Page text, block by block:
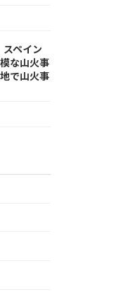
スペイン
な山火事
で山火事